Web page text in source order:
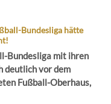
Bundesliga hätte
Bundesliga mit ihren
deutlich vor dem
Fußball-Oberhaus,